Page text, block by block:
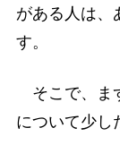
がある人は、
す。
そこで、ま
について少し